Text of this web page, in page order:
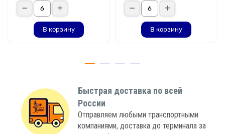
В корзину В корзину
Быстрая доставка по всей
России
Отправляем любыми транспортными
компаниями, доставка до терминала за